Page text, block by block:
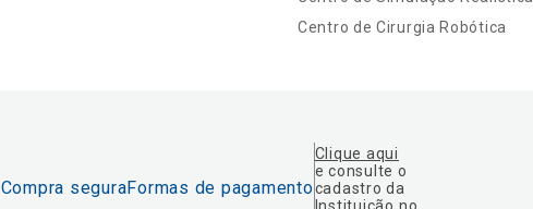
Centro de Cirurgia Robótica
Compra seguraFormas de pagamento
Clique aqui
e consulte o
cadastro da